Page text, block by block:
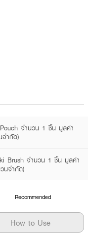
จำนวน 1 ชิ้น มูลค่า
ำกัด)
Brush จำนวน 1 ชิ้น มูลค่า
นจำกัด)
Recommended
How to Use